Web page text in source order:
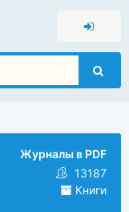
Журналы в PDF
13187
Книги